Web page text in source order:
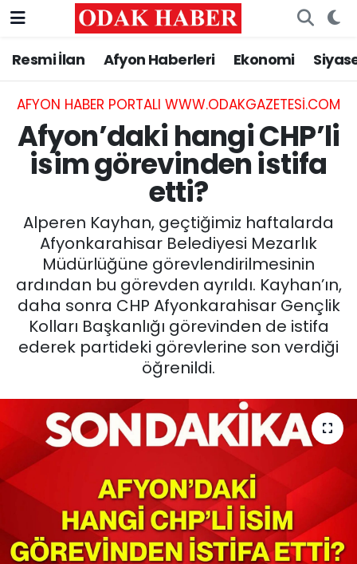
Resmi İlan Afyon Haberleri Ekonomi
AFYON HABER PORTALI WWW.ODAKGAZETESI.COM
Afyon’daki hangi CHP’li
isim görevinden istifa
etti?
Alperen Kayhan, geçtiğimiz haftalarda
Afyonkarahisar Belediyesi Mezarlık
Müdürlüğüne görevlendirilmesinin
ardından bu görevden ayrıldı. Kayhan’ın,
daha sonra CHP Afyonkarahisar Gençlik
Kolları Başkanlığı görevinden de istifa
ederek partideki görevlerine son verdiği
öğrenildi.
AFYONKARAHİSAR HABERLERİ
Resmi İlan
ASAYİŞ
GÜNCEL
SİYASET
EĞİTİM
MAGAZİN
SAĞLIK
11:11 MANŞET
Nöbetçi Eczaneler
Hava Durumu
Trafik Durumu
Süper Lig Puan Durumu ve Fikstür
Tüm Manşetler
Son Dakika Haberleri
Haber Arşivi